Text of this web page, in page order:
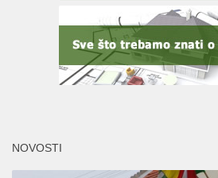
NOVOSTI